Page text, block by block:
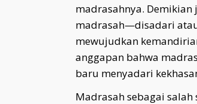
madrasahnya.
madrasah—disadari
mewujudkan
anggapan bahwa
baru menyadari
Madrasah sebagai